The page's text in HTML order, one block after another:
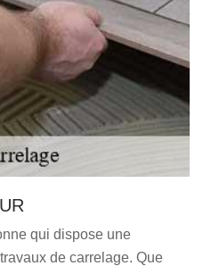
qui dispose une
de carrelage. Que